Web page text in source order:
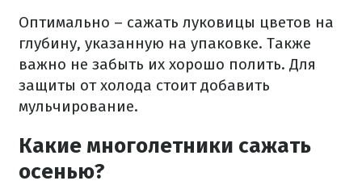
Оптимально – сажать луковицы цветов на
глубину, указанную на упаковке. Также
важно не забыть их хорошо полить. Для
защиты от холода стоит добавить
мульчирование.
Какие многолетники сажать
осенью?